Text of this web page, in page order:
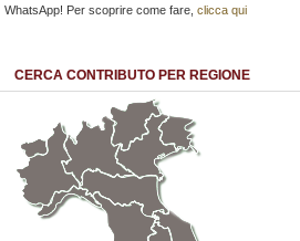
WhatsApp! Per scoprire come fare, clicca qui
CERCA CONTRIBUTO PER REGIONE
Emilia Romagna
Friuli
Venezia
Giulia
Lombardia
Piemonte
Trentino
Adige
Valle
d'Aosta